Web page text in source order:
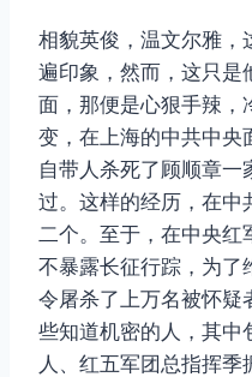
相貌英俊，温文尔雅，
遍印象，然而，这只是
面，那便是心狠手辣，
变，在上海的中共中央
自带人杀死了顾顺章
过。这样的经历，在中
二个。至于，在中央红
不暴露长征行踪，为了
令屠杀了上万名被怀疑
些知道机密的人，其中
人、红五军团总指挥季